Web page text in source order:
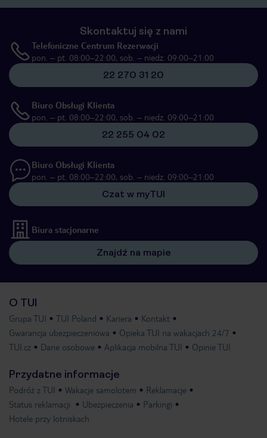
Skontaktuj się z nami
Telefoniczne Centrum Rezerwacji
pon. – pt. 08:00–22:00, sob. – niedz. 09:00–21:00
22 270 31 20
Biuro Obsługi Klienta
pon. – pt. 08:00–22:00, sob. – niedz. 09:00–21:00
22 255 04 02
Biuro Obsługi Klienta
pon. – pt. 08:00–22:00, sob. – niedz. 09:00–21:00
Czat w myTUI
Biura stacjonarne
Znajdź na mapie
O TUI
Grupa TUI TUI Poland Kariera
Kontakt
Gwarancja ubezpieczeniowa
Opieka TUI na wakacjach 24/7
TUI.cz
Dane osobowe Aplikacja mobilna TUI Opinie TUI
Przydatne informacje
Podróż z TUI Wakacje samolotem
Reklamacje
Status reklamacji
Ubezpieczenia
Parkingi
Hotele przy lotniskach